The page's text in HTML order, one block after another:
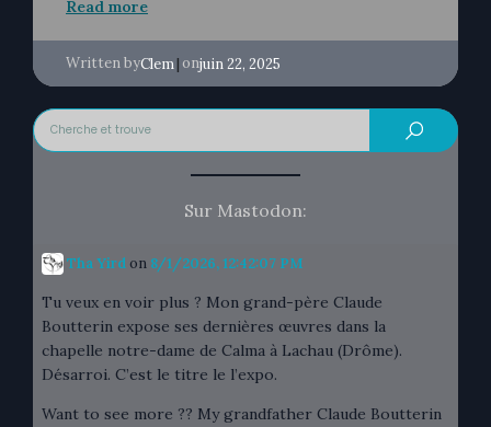
Read more
Written byClem| onjuin 22, 2025
Sur Mastodon:
Tha Yird on 8/1/2026, 12:42:07 PM
Tu veux en voir plus ? Mon grand-père Claude
Boutterin expose ses dernières œuvres dans la
chapelle notre-dame de Calma à Lachau (Drôme).
Désarroi. C’est le titre le l’expo.
Want to see more ?? My grandfather Claude Boutterin